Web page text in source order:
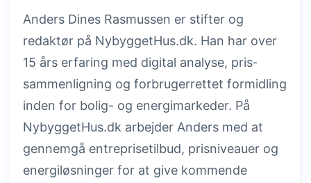
Anders Dines Rasmussen er stifter og
redaktør på NybyggetHus.dk. Han har over
15 års erfaring med digital analyse, pris­
sammenligning og forbrugerrettet formidling
inden for bolig- og energimarkeder. På
NybyggetHus.dk arbejder Anders med at
gennemgå entreprisetilbud, prisniveauer og
energiløsninger for at give kommende